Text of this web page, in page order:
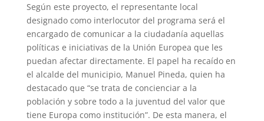
Según este proyecto, el representante local
designado como interlocutor del programa será el
encargado de comunicar a la ciudadanía aquellas
políticas e iniciativas de la Unión Europea que les
puedan afectar directamente. El papel ha recaído en
el alcalde del municipio, Manuel Pineda, quien ha
destacado que “se trata de concienciar a la
población y sobre todo a la juventud del valor que
tiene Europa como institución”. De esta manera, el